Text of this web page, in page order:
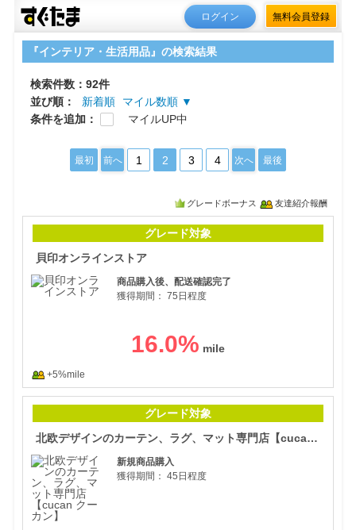
ログイン 無料会員登録
『インテリア・生活用品』の検索結果
検索件数：92件
並び順：
新着順
マイル数順 ▼
条件を追加：
マイルUP中
最初 前へ 1 2 3 4 次へ 最後
グレードボーナス 友達紹介報酬
グレード対象
貝印オンラインストア
商品購入後、配送確認完了
獲得期間： 75日程度
16.0%
+5%mile
グレード対象
北欧デザインのカーテン、ラグ、マット専門店【cucan クーカン】
新規商品購入
獲得期間： 45日程度